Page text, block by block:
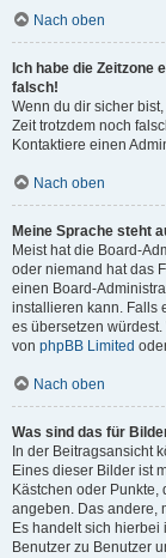
Nach oben
Ich habe die Zeitzone
falsch!
Wenn du dir sicher
Zeit trotzdem noch
Kontaktiere einen
Nach oben
Meine Sprache steht
Meist hat die Board-
oder niemand hat das
einen Board-
installieren kann. Falls
es übersetzen
von phpBB Limited
Nach oben
Was sind das für
In der Beitragsansicht
Eines dieser Bilder ist
Kästchen oder
angeben. Das andere,
Es handelt sich
Benutzer zu Benutzer